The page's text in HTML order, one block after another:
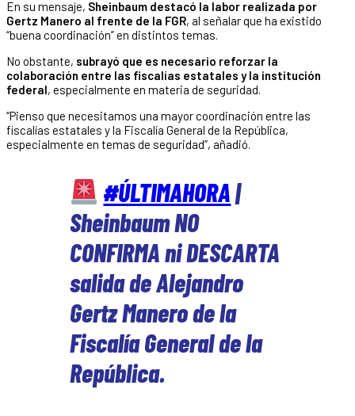
En su mensaje, Sheinbaum destacó la labor realizada por
Gertz Manero al frente de la FGR, al señalar que ha existido
“buena coordinación” en distintos temas.
No obstante, subrayó que es necesario reforzar la
colaboración entre las fiscalías estatales y la institución
federal, especialmente en materia de seguridad.
“Pienso que necesitamos una mayor coordinación entre las
fiscalías estatales y la Fiscalía General de la República,
especialmente en temas de seguridad”, añadió.
#ÚLTIMAHORA|
Sheinbaum NO
CONFIRMA ni DESCARTA
salida de Alejandro
Gertz Manero de la
Fiscalía General de la
República.